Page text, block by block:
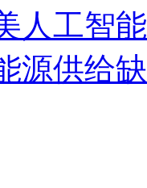
人工智
源供给